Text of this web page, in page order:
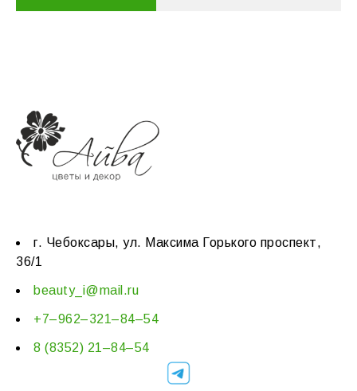
г. Чебоксары, ул. Максима Горького проспект,
36/1
beauty_i@mail.ru
+7–962–321–84–54
8 (8352) 21–84–54